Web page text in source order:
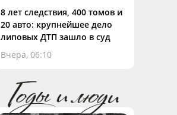
8 лет следствия, 400 томов и
20 авто: крупнейшее дело
липовых ДТП зашло в суд
Вчера, 06:10